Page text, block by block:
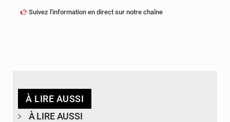
Suivez l'information en direct sur notre chaîne
À LIRE AUSSI
À LIRE AUSSI